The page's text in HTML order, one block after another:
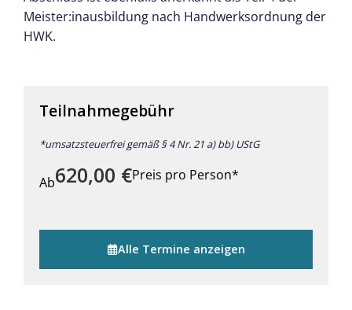
Meister:inausbildung nach Handwerksordnung der
HWK.
Teilnahmegebühr
*umsatzsteuerfrei gemäß § 4 Nr. 21 a) bb) UStG
Ab620,00 €Preis pro Person*
Alle Termine anzeigen